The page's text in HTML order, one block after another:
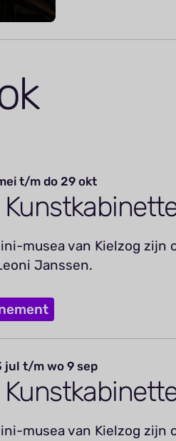
t/m do 29 okt
musea van Kielzog zijn
Janssen.
jul t/m wo 9 sep
musea van Kielzog zijn